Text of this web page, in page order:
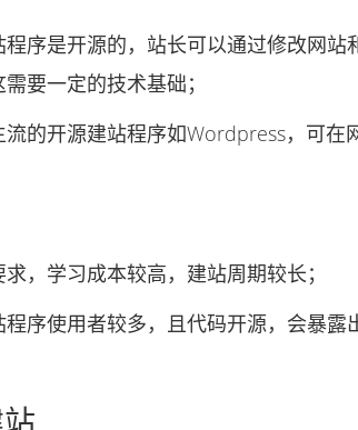
是开源的，站长可以通过修改网站
要一定的技术基础；
开源建站程序如Wordpress，可在
学习成本较高，建站周期较长；
使用者较多，且代码开源，会暴露